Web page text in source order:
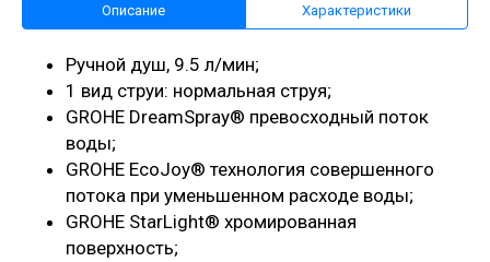
Описание Характеристики
Ручной душ, 9.5 л/мин;
1 вид струи: нормальная струя;
GROHE DreamSpray® превосходный поток
воды;
GROHE EcoJoy® технология совершенного
потока при уменьшенном расходе воды;
GROHE StarLight® хромированная
поверхность;